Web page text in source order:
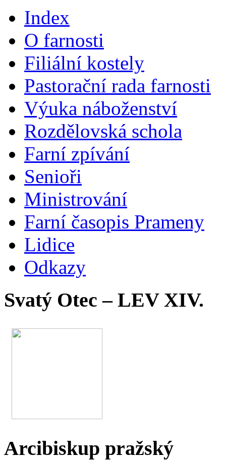
Index
O farnosti
Filiální kostely
Pastorační rada farnosti
Výuka náboženství
Rozdělovská schola
Farní zpívání
Senioři
Ministrování
Farní časopis Prameny
Lidice
Odkazy
Svatý Otec – LEV XIV.
Arcibiskup pražský